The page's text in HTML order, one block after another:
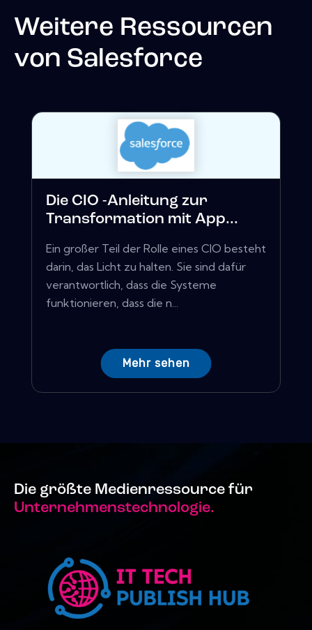
Weitere Ressourcen
von Salesforce
Die CIO -Anleitung zur
Transformation mit App...
Ein großer Teil der Rolle eines CIO besteht
darin, das Licht zu halten. Sie sind dafür
verantwortlich, dass die Systeme
funktionieren, dass die n...
Mehr sehen
Die größte Medienressource für
Unternehmenstechnologie.